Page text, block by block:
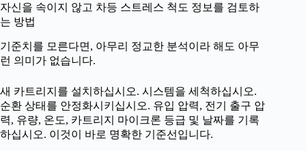
자신을 속이지 않고 차등 스트레스 척도 정보를 검토하
는 방법
기준치를 모른다면, 아무리 정교한 분석이라 해도 아무
런 의미가 없습니다.
새 카트리지를 설치하십시오. 시스템을 세척하십시오.
순환 상태를 안정화시키십시오. 유입 압력, 전기 출구 압
력, 유량, 온도, 카트리지 마이크론 등급 및 날짜를 기록
하십시오. 이것이 바로 명확한 기준선입니다.